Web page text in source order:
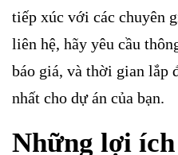
tiếp xúc với các chuyên
liên hệ, hãy yêu cầu
báo giá, và thời gian lắp
nhất cho dự án của bạn.
Những lợi